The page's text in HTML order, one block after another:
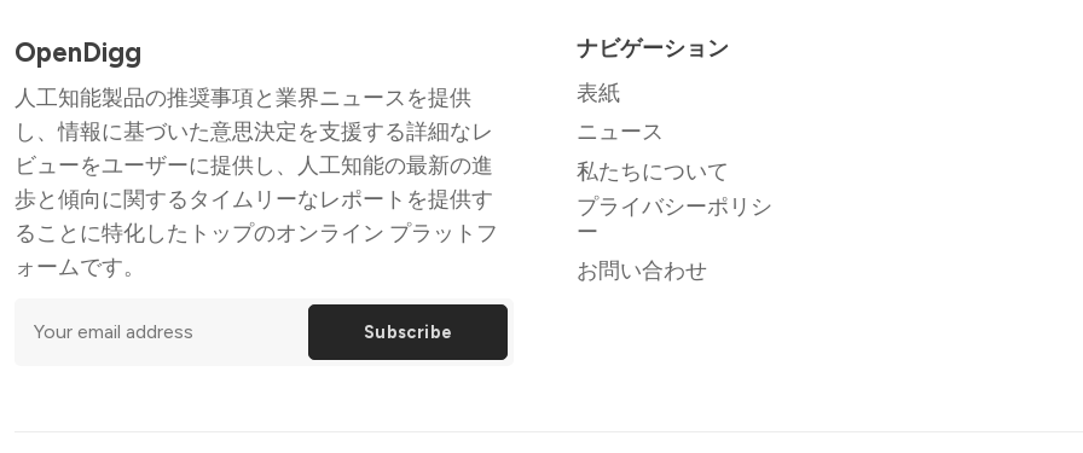
OpenDigg
人工知能製品の推奨事項と業界ニュースを提供
し、情報に基づいた意思決定を支援する詳細なレ
ビューをユーザーに提供し、人工知能の最新の進
歩と傾向に関するタイムリーなレポートを提供す
ることに特化したトップのオンライン プラットフ
ォームです。
Subscribe
ナビゲーション
表紙
ニュース
私たちについて
プライバシーポリシ
ー
お問い合わせ